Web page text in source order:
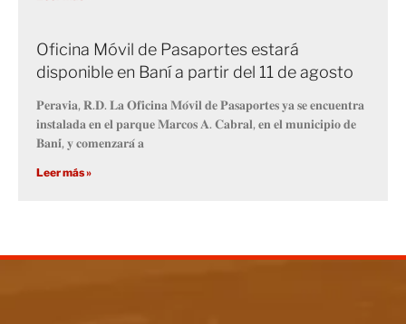
Oficina Móvil de Pasaportes estará
disponible en Baní a partir del 11 de agosto
𝐏𝐞𝐫𝐚𝐯𝐢𝐚, 𝐑.𝐃. 𝐋𝐚 𝐎𝐟𝐢𝐜𝐢𝐧𝐚 𝐌𝐨́𝐯𝐢𝐥 𝐝𝐞 𝐏𝐚𝐬𝐚𝐩𝐨𝐫𝐭𝐞𝐬 𝐲𝐚 𝐬𝐞 𝐞𝐧𝐜𝐮𝐞𝐧𝐭𝐫𝐚
𝐢𝐧𝐬𝐭𝐚𝐥𝐚𝐝𝐚 𝐞𝐧 𝐞𝐥 𝐩𝐚𝐫𝐪𝐮𝐞 𝐌𝐚𝐫𝐜𝐨𝐬 𝐀. 𝐂𝐚𝐛𝐫𝐚𝐥, 𝐞𝐧 𝐞𝐥 𝐦𝐮𝐧𝐢𝐜𝐢𝐩𝐢𝐨 𝐝𝐞
𝐁𝐚𝐧𝐢́, 𝐲 𝐜𝐨𝐦𝐞𝐧𝐳𝐚𝐫𝐚́ 𝐚
Leer más »